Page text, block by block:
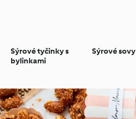
Sýrové tyčinky s
bylinkami
Sýrové sovy